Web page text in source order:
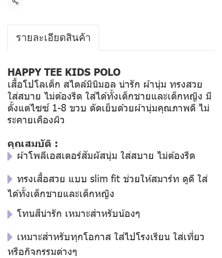
แชร์
รายละเอียดสินค้า
HAPPY TEE KIDS POLO
เสื้อโปโลเด็ก สไตล์มินิมอล น่ารัก ผ้านุ่ม ทรงสวย
ใส่สบาย ไม่ต้องรีด ใส่ได้ทั้งเด็กชายและเด็กหญิง มี
ตั้งแต่ไซซ์ 1-8 ขวบ ตัดเย็บด้วยผ้านุ่มคุณภาพดี ไม่
ระคายเคืองผิว
คุณสมบัติ :
ผ้าโพลีเอสเตอร์สัมผัสนุ่ม ใส่สบาย ไม่ต้องรีด
ทรงเสื้อสวย แบบ slim fit ช่วยให้สมาร์ท ดูดี ใส่
ได้ทั้งเด็กชายและเด็กหญิง
โทนสีน่ารัก เหมาะสำหรับน้องๆ
เหมาะสำหรับทุกโอกาส ใส่ไปโรงเรียน ใส่เที่ยว
หรือกิจกรรมต่างๆ